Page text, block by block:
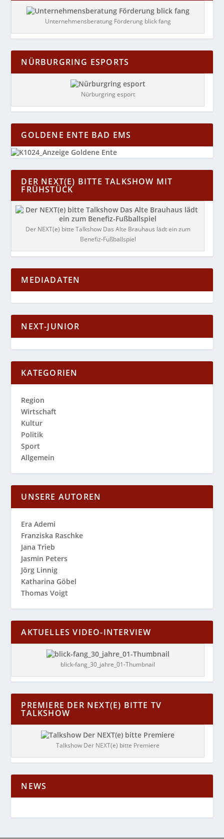
Unternehmensberatung Förderung blick fang
NÜRBURGRING ESPORTS
Nürburgring esport
GOLDENE ENTE BAD EMS
DER NEXT(E) BITTE TALKSHOW MIT
FRÜHSTÜCK
Der NEXT(e) bitte Talkshow Das Alte Brauhaus lädt ein zum
Benefiz-Fußballspiel
MEDIADATEN
NEXT-JUNIOR
KATEGORIEN
Region
Wirtschaft
Kultur
Politik
Sport
Allgemein
UNSERE AUTOREN
Era Ademi
Franziska Raschke
Jana Trieb
Jasmin Peters
Jörg Linnig
Katharina Göbel
Thomas Voigt
AKTUELLES VIDEO-INTERVIEW
blick-fang_30_jahre_01-Thumbnail
PREMIERE DER NEXT(E) BITTE TV
TALKSHOW
Talkshow Der NEXT(e) bitte Premiere
NEWS